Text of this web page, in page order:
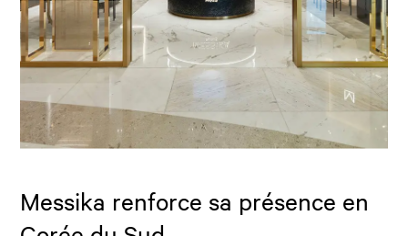
Messika renforce sa présence en